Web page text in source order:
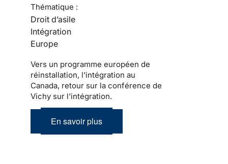
Thématique :
Droit d’asile
Intégration
Europe
Vers un programme européen de
réinstallation, l'intégration au
Canada, retour sur la conférence de
Vichy sur l'intégration.
En savoir plus